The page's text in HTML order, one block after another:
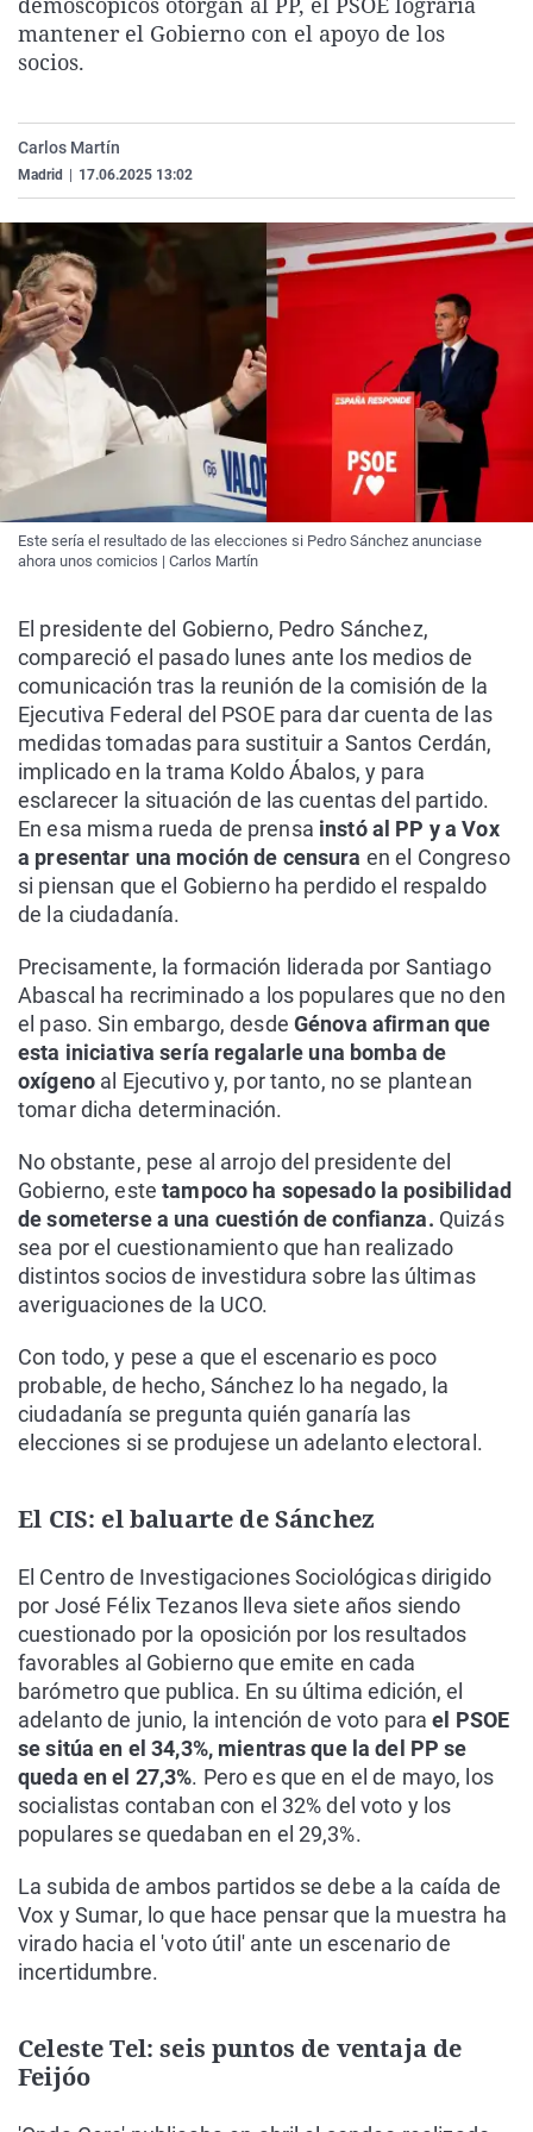
La rosa de los vientos
Caso
Extremadura
Virales
mantener el Gobierno con el apoyo de los
socios.
Carlos Martín
Madrid 17.06.2025 13:02
Este sería el resultado de las elecciones si Pedro Sánchez anunciase
ahora unos comicios | Carlos Martín
El presidente del Gobierno, Pedro Sánchez,
compareció el pasado lunes ante los medios de
comunicación tras la reunión de la comisión de la
Ejecutiva Federal del PSOE para dar cuenta de las
medidas tomadas para sustituir a Santos Cerdán,
implicado en la trama Koldo Ábalos, y para
esclarecer la situación de las cuentas del partido.
En esa misma rueda de prensa instó al PP y a Vox
a presentar una moción de censura en el Congreso
si piensan que el Gobierno ha perdido el respaldo
de la ciudadanía.
Precisamente, la formación liderada por Santiago
Abascal ha recriminado a los populares que no den
el paso. Sin embargo, desde Génova afirman que
esta iniciativa sería regalarle una bomba de
oxígeno al Ejecutivo y, por tanto, no se plantean
tomar dicha determinación.
No obstante, pese al arrojo del presidente del
Gobierno, este tampoco ha sopesado la posibilidad
de someterse a una cuestión de confianza. Quizás
sea por el cuestionamiento que han realizado
distintos socios de investidura sobre las últimas
averiguaciones de la UCO.
Con todo, y pese a que el escenario es poco
probable, de hecho, Sánchez lo ha negado, la
ciudadanía se pregunta quién ganaría las
elecciones si se produjese un adelanto electoral.
El CIS: el baluarte de Sánchez
El Centro de Investigaciones Sociológicas dirigido
por José Félix Tezanos lleva siete años siendo
cuestionado por la oposición por los resultados
favorables al Gobierno que emite en cada
barómetro que publica. En su última edición, el
adelanto de junio, la intención de voto parael PSOE
se sitúa en el 34,3%, mientras que la del PP se
queda en el 27,3%. Pero es que en el de mayo, los
socialistas contaban con el 32% del voto y los
populares se quedaban en el 29,3%.
La subida de ambos partidos se debe a la caída de
Vox y Sumar, lo que hace pensar que la muestra ha
virado hacia el 'voto útil' ante un escenario de
incertidumbre.
Celeste Tel: seis puntos de ventaja de
Feijóo